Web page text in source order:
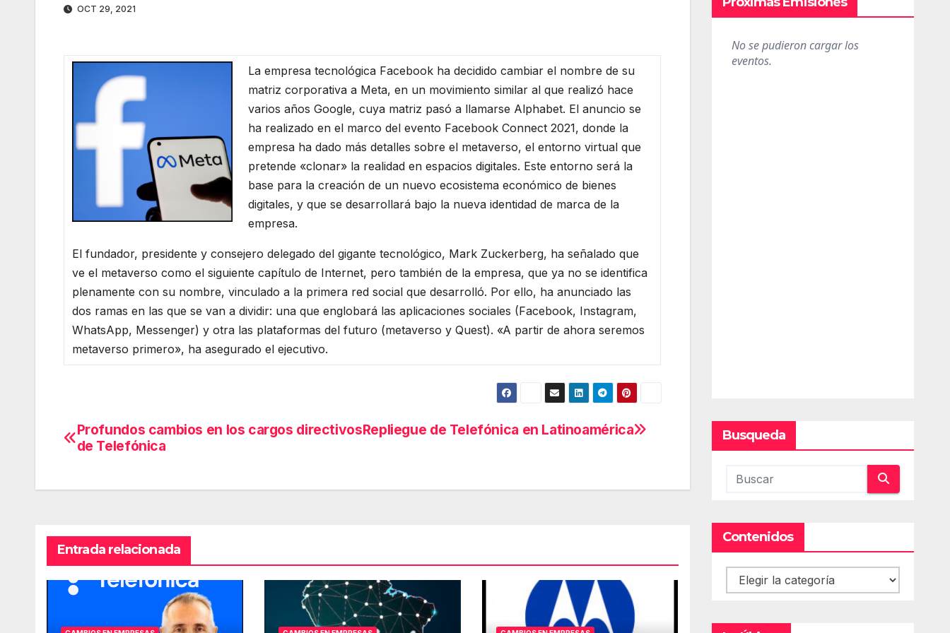
OCT 29, 2021
La empresa tecnológica Facebook ha decidido cambiar el nombre de su
matriz corporativa a Meta, en un movimiento similar al que realizó hace
varios años Google, cuya matriz pasó a llamarse Alphabet. El anuncio se
ha realizado en el marco del evento Facebook Connect 2021, donde la
empresa ha dado más detalles sobre el metaverso, el entorno virtual que
pretende «clonar» la realidad en espacios digitales. Este entorno será la
base para la creación de un nuevo ecosistema económico de bienes
digitales, y que se desarrollará bajo la nueva identidad de marca de la
empresa.
El fundador, presidente y consejero delegado del gigante tecnológico, Mark Zuckerberg, ha señalado que
ve el metaverso como el siguiente capítulo de Internet, pero también de la empresa, que ya no se identifica
plenamente con su nombre, vinculado a la primera red social que desarrolló. Por ello, ha anunciado las
dos ramas en las que se van a dividir: una que englobará las aplicaciones sociales (Facebook, Instagram,
WhatsApp, Messenger) y otra las plataformas del futuro (metaverso y Quest). «A partir de ahora seremos
metaverso primero», ha asegurado el ejecutivo.
Navegación
entradas
Repliegue de Telefónica en Latinoamérica
Profundos cambios en los cargos directivos
de Telefónica
Entrada relacionada
Busqueda
Contenidos
Contenidos